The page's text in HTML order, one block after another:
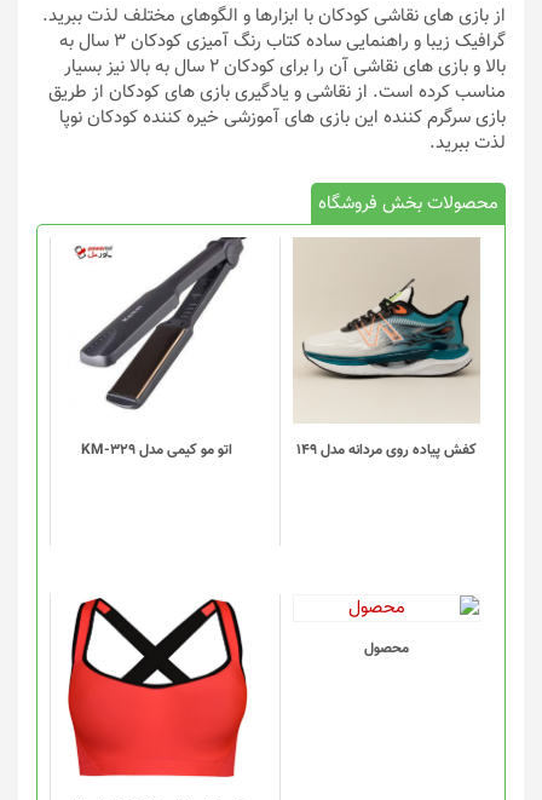
از بازی های نقاشی کودکان با ابزارها و الگوهای مختلف لذت ببرید.
گرافیک زیبا و راهنمایی ساده کتاب رنگ آمیزی کودکان 3 سال به
بالا و بازی های نقاشی آن را برای کودکان 2 سال به بالا نیز بسیار
مناسب کرده است. از نقاشی و یادگیری بازی های کودکان از طریق
بازی سرگرم کننده این بازی های آموزشی خیره کننده کودکان نوپا
لذت ببرید.
محصولات بخش فروشگاه
کفش پیاده روی مردانه مدل 149
محصول
دارای
انواع
مختلفی
باشد.
گزینه
محصول
شوند
اتو مو کیمی مدل KM-329
محصول
این
محصول
دارای
مختلفی
باشد.